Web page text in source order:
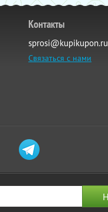
Контакты
sprosi@kupikupon.ru
Связаться с нами